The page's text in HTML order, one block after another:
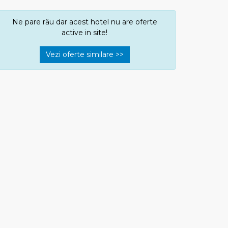
Ne pare rău dar acest hotel nu are oferte
active in site!
Vezi oferte similare >>